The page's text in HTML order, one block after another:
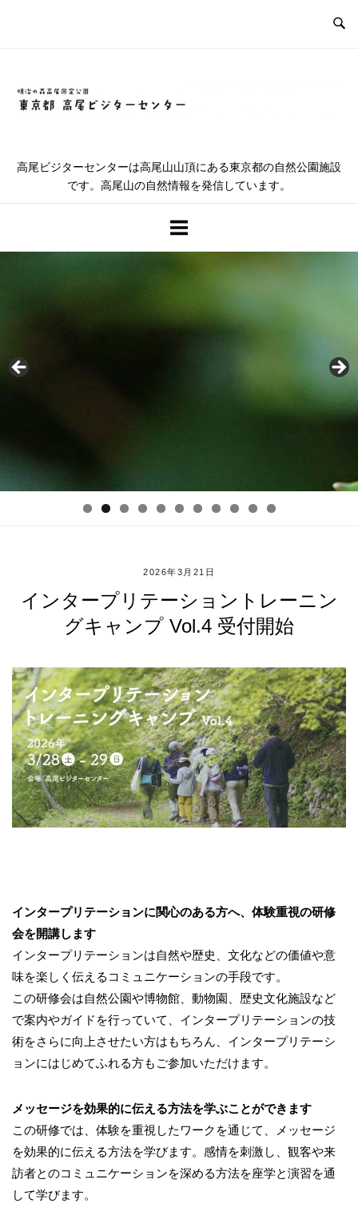
ホ
高尾ビジターセンターは高尾山山頂にある東京都の自然公園施設
です。高尾山の自然情報を発信しています。
2026年3月21日
インタープリテーショントレーニン
グキャンプ Vol.4 受付開始
インタープリテーションに関心のある方へ、体験重視の研修
会を開講します
インタープリテーションは自然や歴史、文化などの価値や意
味を楽しく伝えるコミュニケーションの手段です。
この研修会は自然公園や博物館、動物園、歴史文化施設など
で案内やガイドを行っていて、インタープリテーションの技
術をさらに向上させたい方はもちろん、インタープリテーシ
ョンにはじめてふれる方もご参加いただけます。
メッセージを効果的に伝える方法を学ぶことができます
この研修では、体験を重視したワークを通じて、メッセージ
を効果的に伝える方法を学びます。感情を刺激し、観客や来
訪者とのコミュニケーションを深める方法を座学と演習を通
して学びます。